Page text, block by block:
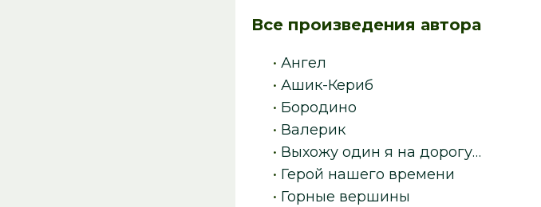
Все произведения автора
•Ангел
•Ашик-Кериб
• Бородино
• Валерик
• Выхожу один я на дорогу…
• Герой нашего времени
• Горные вершины